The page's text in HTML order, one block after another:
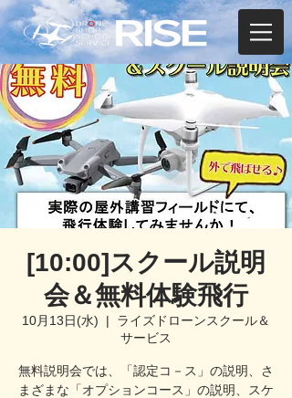
[10:00]スクール説明
会＆無料体験飛行
10月13日(水)
  |
ライズドローンスクール＆
サービス
無料説明会では、「認定コ－ス」の説明、さ
まざまな「オプションコース」の説明、スケ